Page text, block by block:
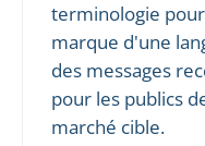
terminologie
marque d'une
des messages
pour les publics
marché cible.